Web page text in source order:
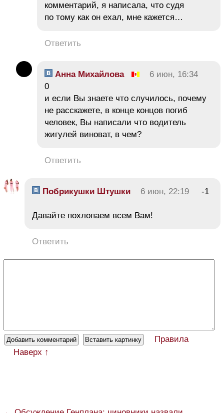
комментарий, я написала, что судя
по тому как он ехал, мне кажется…
Ответить
Анна Михайлова
6 июн, 16:34
0
и если Вы знаете что случилось, почему
не расскажете, в конце концов погиб
человек, Вы написали что водитель
жигулей виноват, в чем?
Ответить
Побрикушки Штушки 6 июн, 22:19 -1
Давайте похлопаем всем Вам!
Ответить
Правила
Наверх ↑